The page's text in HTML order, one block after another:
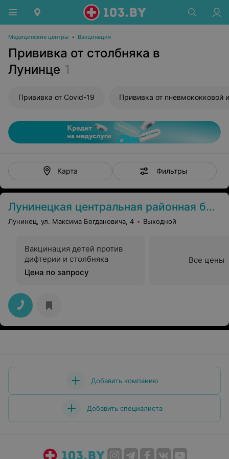
Медицинские центры • Вакцинация
Прививка от столбняка в
Лунинце 1
Прививка от Covid-19
Карта Фильтры
Лунинецкая центральная районная больница
Лунинец, ул. Максима Богдановича, 4 Выходной
Вакцинация детей против
дифтерии и столбняка
Цена по запросу
Все цены
Добавить компанию
Добавить специалиста